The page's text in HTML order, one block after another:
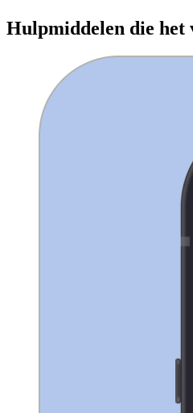
Hulpmiddelen die het